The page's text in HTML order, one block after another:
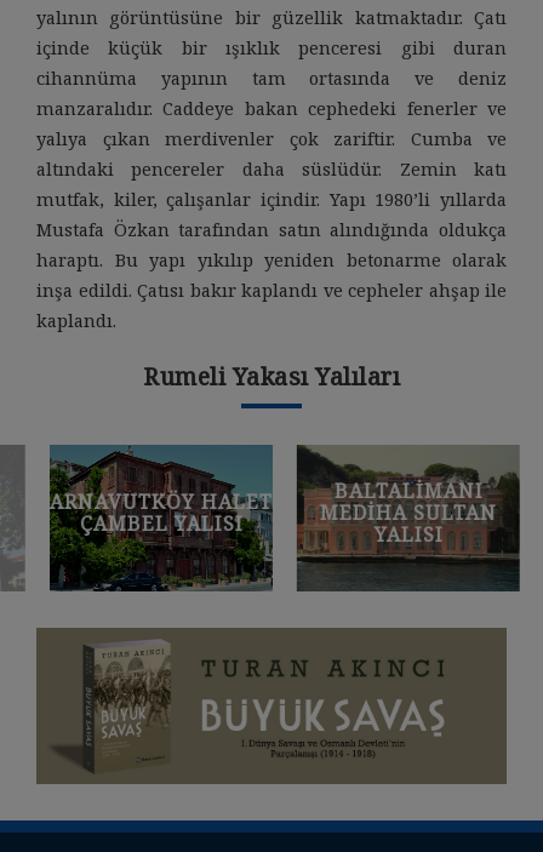
yalının görüntüsüne bir güzellik katmaktadır. Çatı
içinde küçük bir ışıklık penceresi gibi duran
cihannüma yapının tam ortasında ve deniz
manzaralıdır. Caddeye bakan cephedeki fenerler ve
yalıya çıkan merdivenler çok zariftir. Cumba ve
altındaki pencereler daha süslüdür. Zemin katı
mutfak, kiler, çalışanlar içindir. Yapı 1980’li yıllarda
Mustafa Özkan tarafından satın alındığında oldukça
haraptı. Bu yapı yıkılıp yeniden betonarme olarak
inşa edildi. Çatısı bakır kaplandı ve cepheler ahşap ile
kaplandı.
Rumeli Yakası Yalıları
ARNAVUTKÖY HALET
ÇAMBEL YALISI
BALTALIMANI
MEDIHA SULTAN
YALISI